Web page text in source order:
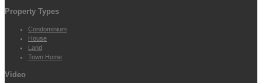
Property Types
Condominium
House
Land
Town Home
Video